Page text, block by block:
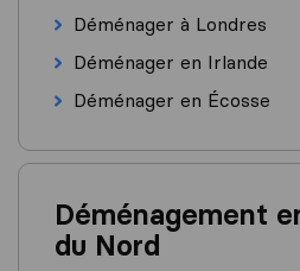
Déménager à Londres
Déménager en Irlande
Déménager en Écosse
Déménagement
du Nord